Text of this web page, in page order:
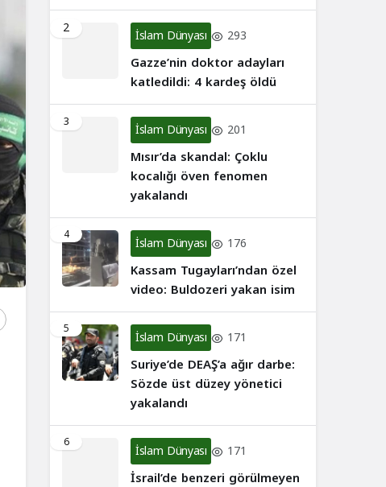
2 İslam Dünyası 293
Gazze’nin doktor adayları
katledildi: 4 kardeş öldü
3 İslam Dünyası 201
Mısır’da skandal: Çoklu
kocalığı öven fenomen
yakalandı
4 İslam Dünyası 176
Kassam Tugayları’ndan özel
video: Buldozeri yakan isim
5 İslam Dünyası 171
Suriye’de DEAŞ’a ağır darbe:
Sözde üst düzey yönetici
yakalandı
6 İslam Dünyası 171
İsrail’de benzeri görülmeyen